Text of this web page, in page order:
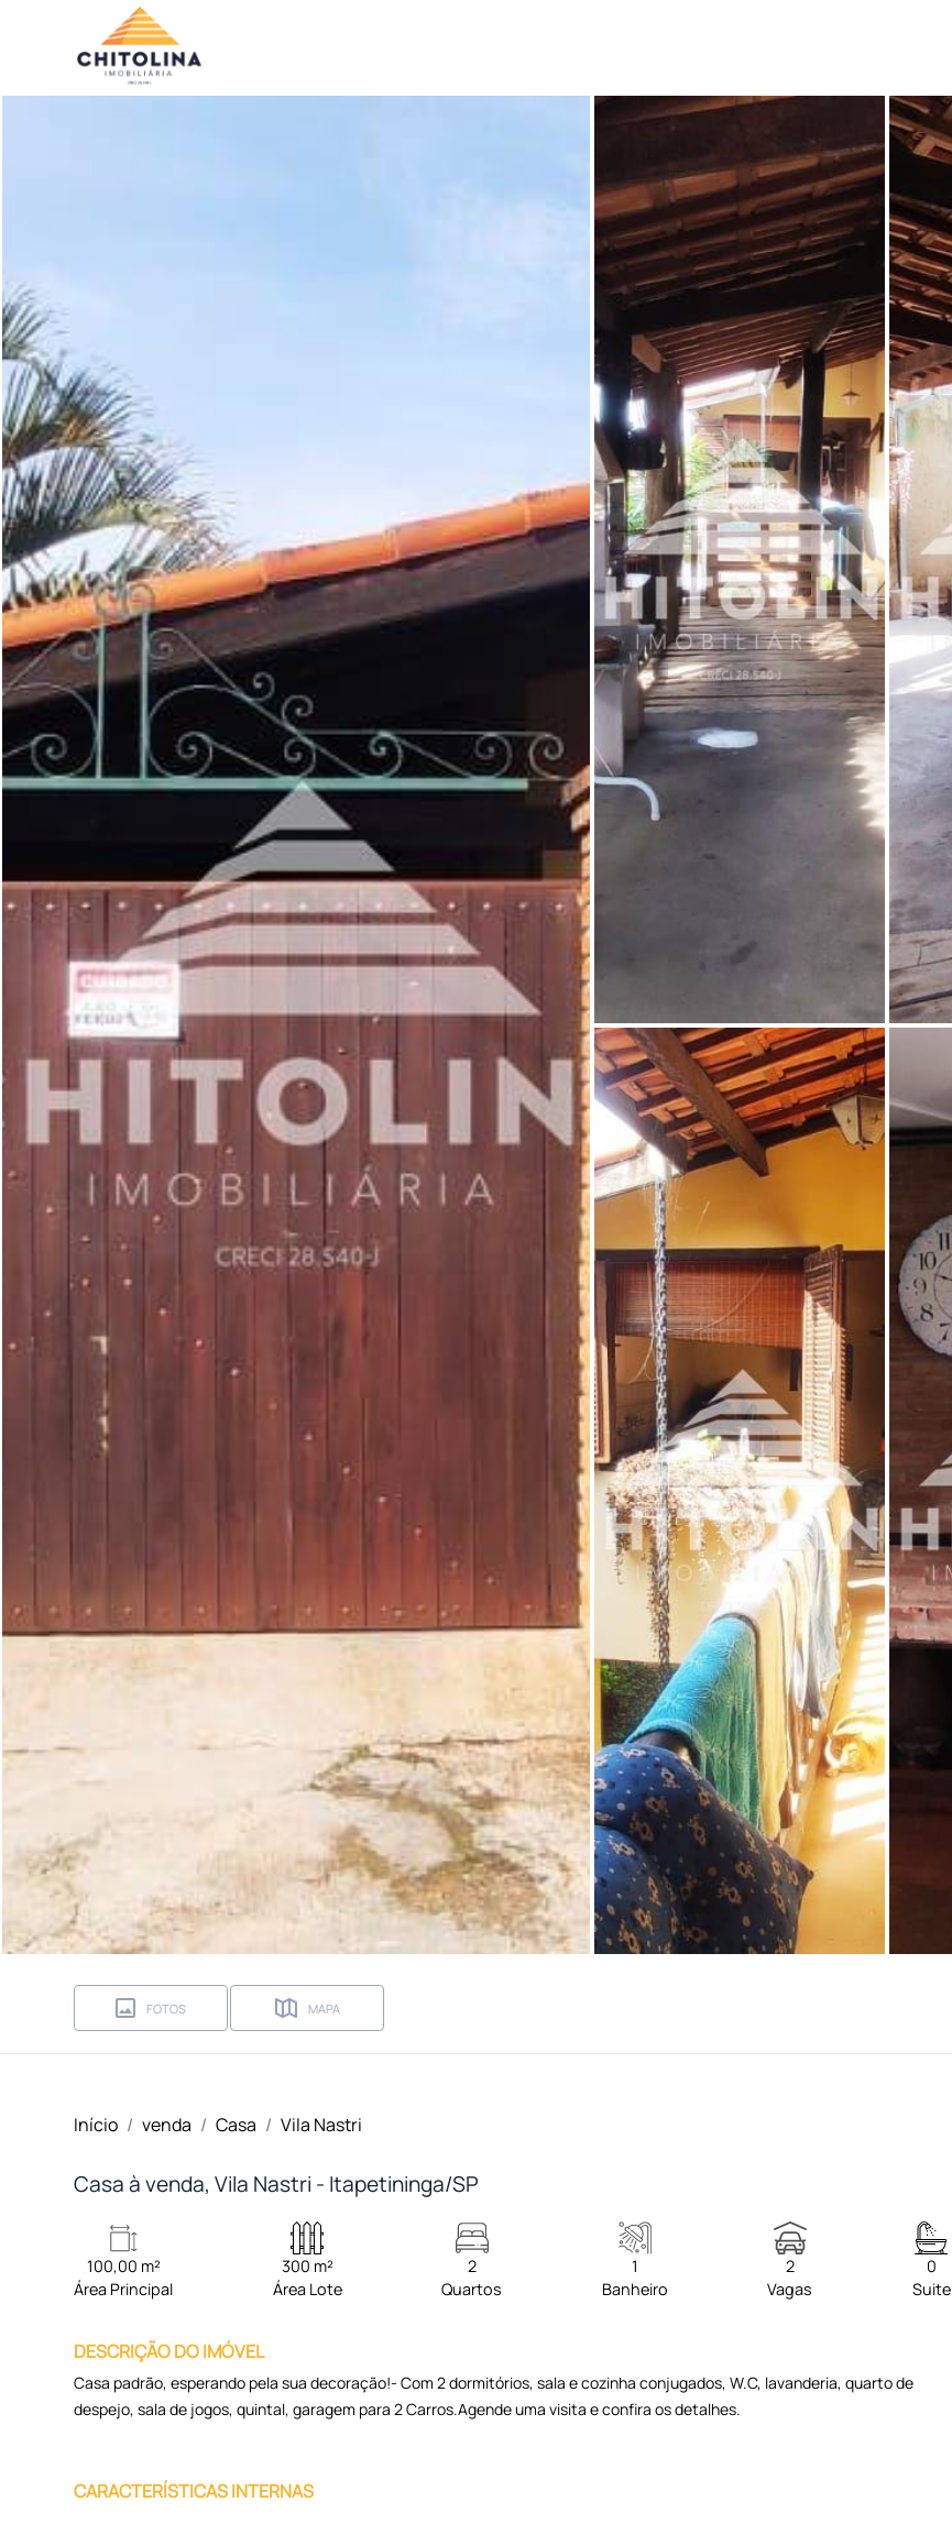
FOTOS MAPA
Início venda Casa Vila Nastri
Casa à venda, Vila Nastri - Itapetininga/SP
100,00 m²
Área Principal
300 m²
Área Lote
2
Quartos
1
Banheiro
2
Vagas
0
Suite
DESCRIÇÃO DO IMÓVEL
Casa padrão, esperando pela sua decoração!- Com 2 dormitórios, sala e cozinha conjugados, W.C, lavanderia, quarto de
despejo, sala de jogos, quintal, garagem para 2 Carros.Agende uma visita e confira os detalhes.
CARACTERÍSTICAS INTERNAS